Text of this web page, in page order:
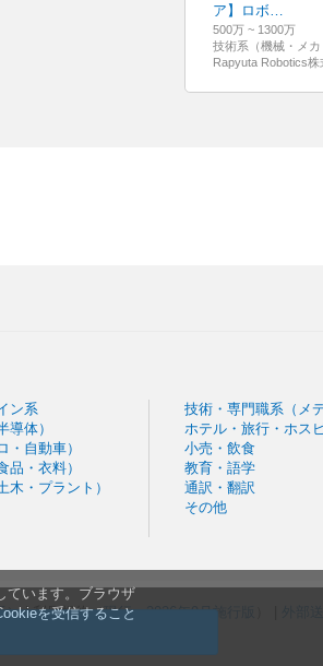
ています。ブラウザ
を受信すること
ア】ロボ…
500万 ~ 1300万
技術系（機械・メカ
Rapyuta Robotics株
ン系
体）
・自動車）
品・衣料）
木・プラント）
技術・専門職系（メ
ホテル・旅行・ホス
小売・飲食
教育・語学
通訳・翻訳
その他
） | 利用規約（現行・2026年9月施行版